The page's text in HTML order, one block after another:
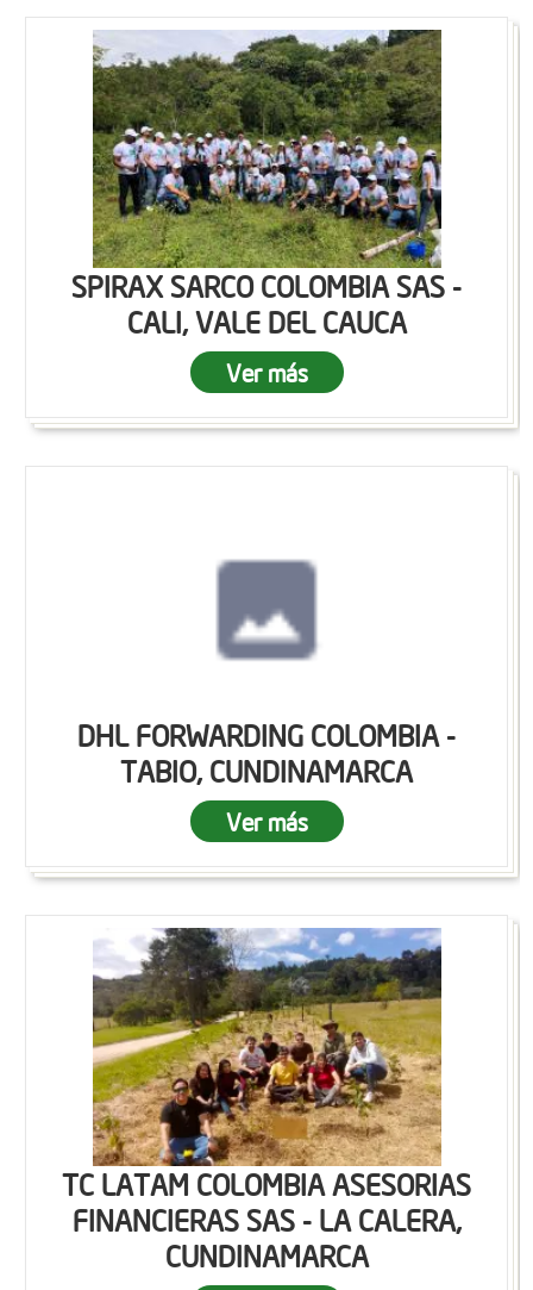
SPIRAX SARCO COLOMBIA SAS -
CALI, VALE DEL CAUCA
Ver más
DHL FORWARDING COLOMBIA -
TABIO, CUNDINAMARCA
Ver más
TC LATAM COLOMBIA ASESORIAS
FINANCIERAS SAS - LA CALERA,
CUNDINAMARCA